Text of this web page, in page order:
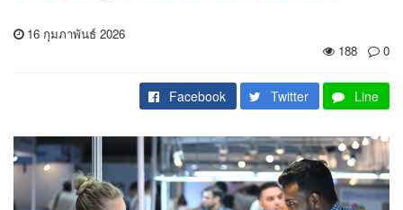
16 กุมภาพันธ์ 2026
188
0
Facebook Twitter Line